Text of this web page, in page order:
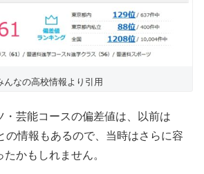
んなの高校情報より引用
・芸能コースの偏差値は、以前は
の情報もあるので、当時はさらに容
かもしれません。